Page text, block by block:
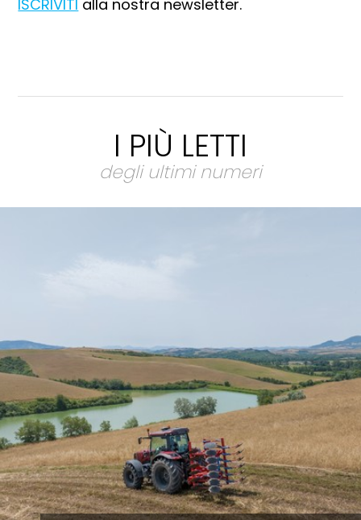
ISCRIVITI alla nostra newsletter.
I PIÙ LETTI
degli ultimi numeri